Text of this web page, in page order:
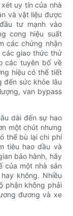
uy tín của nhà
và vật liệu được
tư mạnh vào
cong hiệu suất
các chứng nhận
các giao thức thử
các tuyên bố về
hiệu có thể tiết
đến sức khỏe lâu
van bypass
dài đến sự hao
một chút nhưng
thể bù lại chi phí
tiêu hao dầu và
bảo hành, hãy
của một nhà sản
không. Nhiều
phận không phải
đương và xe